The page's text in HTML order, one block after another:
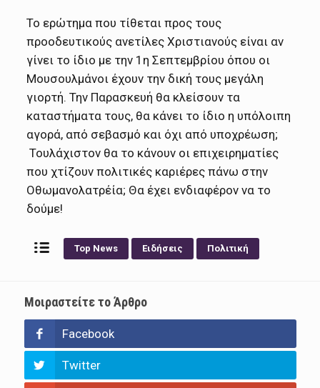
Το ερώτημα που τίθεται προς τους
προοδευτικούς ανετίλες Χριστιανούς είναι αν
γίνει το ίδιο με την 1η Σεπτεμβρίου όπου οι
Μουσουλμάνοι έχουν την δική τους μεγάλη
γιορτή. Την Παρασκευή θα κλείσουν τα
καταστήματα τους, θα κάνει το ίδιο η υπόλοιπη
αγορά, από σεβασμό και όχι από υποχρέωση;
Τουλάχιστον θα το κάνουν οι επιχειρηματίες
που χτίζουν πολιτικές καριέρες πάνω στην
Οθωμανολατρέία; Θα έχει ενδιαφέρον να το
δούμε!
Top News Ειδήσεις Πολιτική
Μοιραστείτε το Άρθρο
Facebook
Twitter